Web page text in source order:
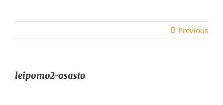
Previous
leipomo2-osasto